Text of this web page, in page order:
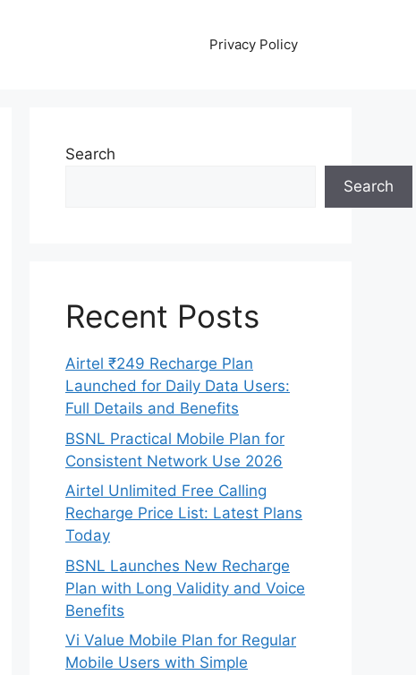
Privacy Policy
Search
Search
Recent Posts
Airtel ₹249 Recharge Plan
Launched for Daily Data Users:
Full Details and Benefits
BSNL Practical Mobile Plan for
Consistent Network Use 2026
Airtel Unlimited Free Calling
Recharge Price List: Latest Plans
Today
BSNL Launches New Recharge
Plan with Long Validity and Voice
Benefits
Vi Value Mobile Plan for Regular
Mobile Users with Simple